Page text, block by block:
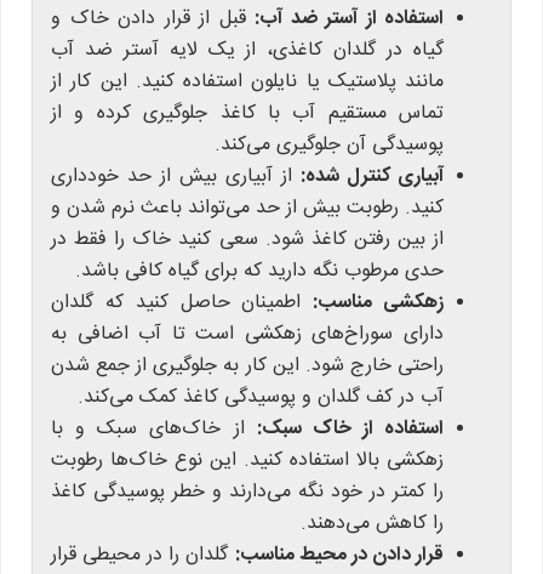
استفاده از آستر ضد آب: قبل از قرار دادن خاک و
گیاه در گلدان کاغذی، از یک لایه آستر ضد آب
مانند پلاستیک یا نایلون استفاده کنید. این کار از
تماس مستقیم آب با کاغذ جلوگیری کرده و از
پوسیدگی آن جلوگیری می‌کند.
آبیاری کنترل شده: از آبیاری بیش از حد خودداری
کنید. رطوبت بیش از حد می‌تواند باعث نرم شدن و
از بین رفتن کاغذ شود. سعی کنید خاک را فقط در
حدی مرطوب نگه دارید که برای گیاه کافی باشد.
زهکشی مناسب: اطمینان حاصل کنید که گلدان
دارای سوراخ‌های زهکشی است تا آب اضافی به
راحتی خارج شود. این کار به جلوگیری از جمع شدن
آب در کف گلدان و پوسیدگی کاغذ کمک می‌کند.
استفاده از خاک سبک: از خاک‌های سبک و با
زهکشی بالا استفاده کنید. این نوع خاک‌ها رطوبت
را کمتر در خود نگه می‌دارند و خطر پوسیدگی کاغذ
را کاهش می‌دهند.
قرار دادن در محیط مناسب: گلدان را در محیطی قرار